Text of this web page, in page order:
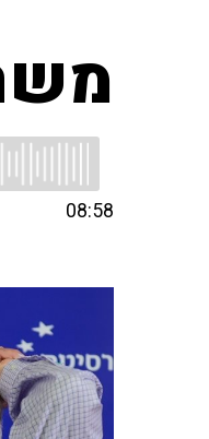
08:58